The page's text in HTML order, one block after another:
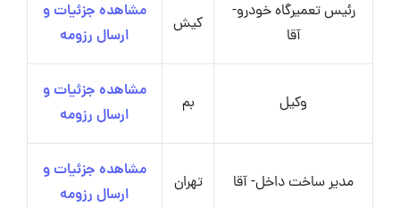
رئیس تعمیرگاه خودرو-
آقا
کیش
مشاهده جزئیات و
ارسال رزومه
وکیل بم
مشاهده جزئیات و
ارسال رزومه
مدیر ساخت داخل- آقا تهران
مشاهده جزئیات و
ارسال رزومه